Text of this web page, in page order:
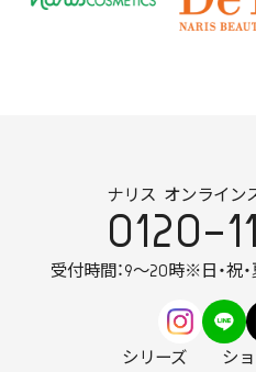
ナリス オンライン
0120-
受付時間：9～20時※日・祝
シリーズ シ